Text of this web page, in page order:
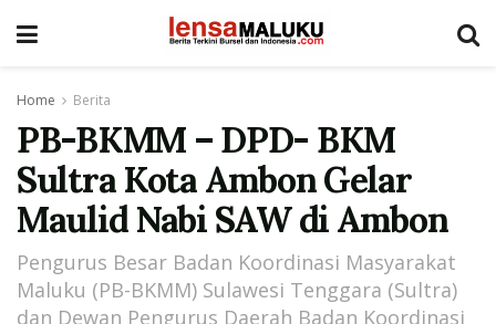
Home Berita
PB-BKMM – DPD- BKM
Sultra Kota Ambon Gelar
Maulid Nabi SAW di Ambon
Pengurus Besar Badan Koordinasi Masyarakat
Maluku (PB-BKMM) Sulawesi Tenggara (Sultra)
dan Dewan Pengurus Daerah Badan Koordinasi